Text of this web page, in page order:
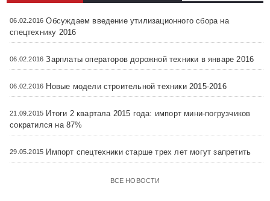
06.02.2016 Обсуждаем введение утилизационного сбора на
спецтехнику 2016
06.02.2016 Зарплаты операторов дорожной техники в январе 2016
06.02.2016 Новые модели строительной техники 2015-2016
21.09.2015 Итоги 2 квартала 2015 года: импорт мини-погрузчиков
сократился на 87%
29.05.2015 Импорт спецтехники старше трех лет могут запретить
ВСЕ НОВОСТИ